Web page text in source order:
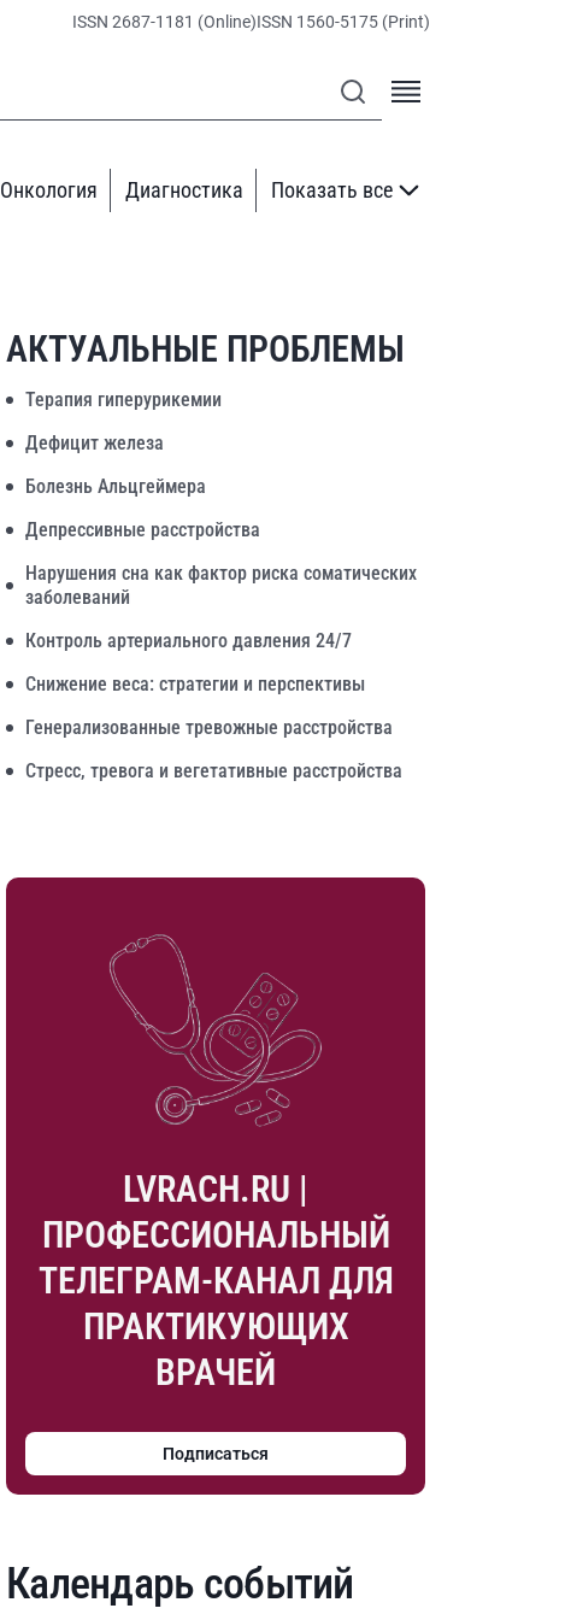
ISSN 2687-1181 (Online)ISSN 1560-5175 (Print)
Онкология Диагностика Показать все
АКТУАЛЬНЫЕ ПРОБЛЕМЫ
Терапия гиперурикемии
Дефицит железа
Болезнь Альцгеймера
Депрессивные расстройства
Нарушения сна как фактор риска соматических
заболеваний
Контроль артериального давления 24/7
Снижение веса: стратегии и перспективы
Генерализованные тревожные расстройства
Стресс, тревога и вегетативные расстройства
LVRACH.RU |
ПРОФЕССИОНАЛЬНЫЙ
ТЕЛЕГРАМ-КАНАЛ ДЛЯ
ПРАКТИКУЮЩИХ
ВРАЧЕЙ
Подписаться
Календарь событий